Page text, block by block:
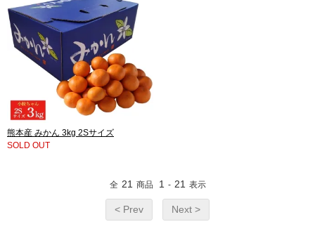
熊本産 みかん 3kg 2Sサイズ
SOLD OUT
全 21 商品 1 - 21 表示
< Prev Next >